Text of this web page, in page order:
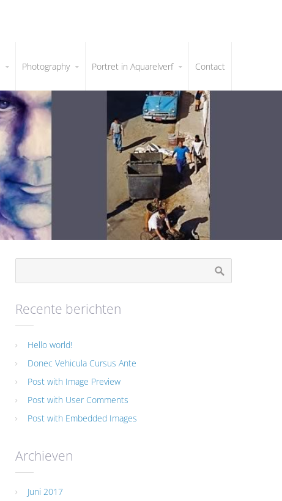
Photography Portret in Aquarelverf Contact
Recente berichten
Hello world!
Donec Vehicula Cursus Ante
Post with Image Preview
Post with User Comments
Post with Embedded Images
Archieven
Juni 2017